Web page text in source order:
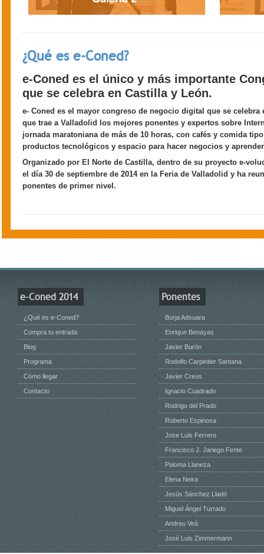
¿Qué es e-Coned?
e-Coned es el único y más importante
que se celebra en Castilla y León.
e- Coned es el mayor congreso de negocio digital que se celebra
que trae a Valladolid los mejores ponentes y expertos sobre
jornada maratoniana de más de 10 horas, con cafés y comida
productos tecnológicos y espacio para hacer negocios y
Organizado por El Norte de Castilla, dentro de su proyecto e-
el día 30 de septiembre de 2014 en la Feria de Valladolid y ha
ponentes de primer nivel.
e-Coned 2014
¿Qué es e-Coned?
Compra tu entrada
Blog
Programa
Cómo llegar
Contacto
Ponentes
Borja Adsuara
Enrique Benayas
Javier Burón
Rodolfo Carpintier Santana
Javier Creus
Ignacio Cuadrado
Rodrigo del Prado
Roberto Espinosa
Jose Luis Ferrero
Francisco J. Jariego Fente
Paloma Llaneza
Elena Neira
Jesús Sánchez Lladó
Miguel Ángel Turrado
Andreu Veà
José Luis Zimmermann